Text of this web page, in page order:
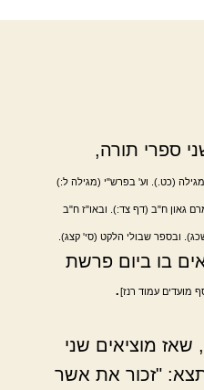
ספרי תורה,
(כט.). וע' בפרש"י (מגילה ל:)
גאון ח"ב (דף צד:). ובאו"ז ח"ב
ובספר שבולי הלקט (סי' קצג).
בו ביום פרשת
מועדים עמוד רנז].
מוציאים שני
"זכור את אשר